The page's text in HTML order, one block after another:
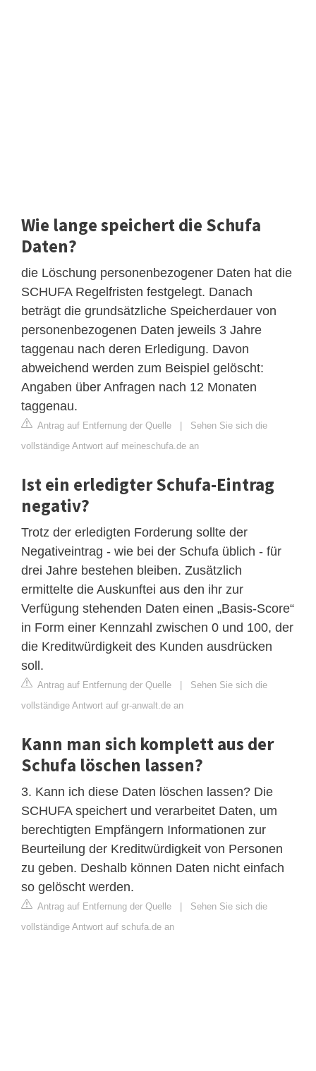
Wie lange speichert die Schufa
Daten?
die Löschung personenbezogener Daten hat die
SCHUFA Regelfristen festgelegt. Danach
beträgt die grundsätzliche Speicherdauer von
personenbezogenen Daten jeweils 3 Jahre
taggenau nach deren Erledigung. Davon
abweichend werden zum Beispiel gelöscht:
Angaben über Anfragen nach 12 Monaten
taggenau.
Antrag auf Entfernung der Quelle | Sehen Sie sich die
vollständige Antwort auf meineschufa.de an
Ist ein erledigter Schufa-Eintrag
negativ?
Trotz der erledigten Forderung sollte der
Negativeintrag - wie bei der Schufa üblich - für
drei Jahre bestehen bleiben. Zusätzlich
ermittelte die Auskunftei aus den ihr zur
Verfügung stehenden Daten einen „Basis-Score“
in Form einer Kennzahl zwischen 0 und 100, der
die Kreditwürdigkeit des Kunden ausdrücken
soll.
Antrag auf Entfernung der Quelle | Sehen Sie sich die
vollständige Antwort auf gr-anwalt.de an
Kann man sich komplett aus der
Schufa löschen lassen?
3. Kann ich diese Daten löschen lassen? Die
SCHUFA speichert und verarbeitet Daten, um
berechtigten Empfängern Informationen zur
Beurteilung der Kreditwürdigkeit von Personen
zu geben. Deshalb können Daten nicht einfach
so gelöscht werden.
Antrag auf Entfernung der Quelle | Sehen Sie sich die
vollständige Antwort auf schufa.de an